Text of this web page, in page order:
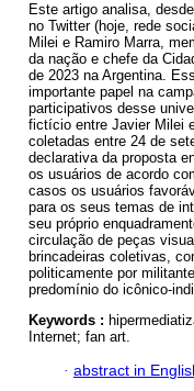
Este artigo analisa,
no Twitter (hoje, rede
Milei e Ramiro Marra,
da nação e chefe da
de 2023 na Argentina.
importante papel na
participativos desse
fictício entre Javier Milei
coletadas entre 24 de
declarativa da proposta
os usuários de acordo
casos os usuários
para os seus temas de
seu próprio
circulação de peças
brincadeiras coletivas,
politicamente por
predomínio do icônico-
Keywords :
Internet; fan art.
· abstract in